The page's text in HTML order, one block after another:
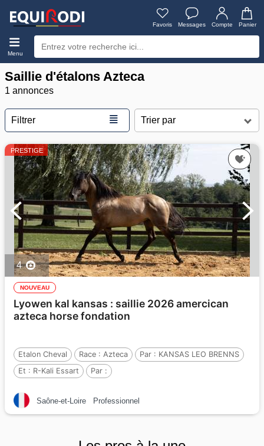
Favoris Messages Compte Panier
Menu
Saillie d'étalons Azteca
1 annonces
Filtrer ≣
PRESTIGE
4
NOUVEAU
Lyowen kal kansas : saillie 2026 amercican
azteca horse fondation
Etalon Cheval Race : Azteca Par : KANSAS LEO BRENNS
Et : R-Kali Essart Par :
Saône-et-Loire Professionnel